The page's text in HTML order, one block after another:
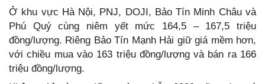
Ở khu vực Hà Nội, PNJ, DOJI, Bảo Tín Minh Châu và
Phú Quý cùng niêm yết mức 164,5 – 167,5 triệu
đồng/lượng. Riêng Bảo Tín Mạnh Hải giữ giá mềm hơn,
với chiều mua vào 163 triệu đồng/lượng và bán ra 166
triệu đồng/lượng.